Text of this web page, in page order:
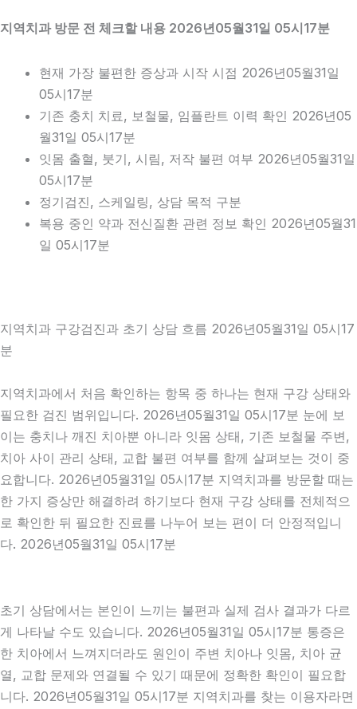
지역치과 방문 전 체크할 내용 2026년05월31일 05시17분
현재 가장 불편한 증상과 시작 시점 2026년05월31일
05시17분
기존 충치 치료, 보철물, 임플란트 이력 확인 2026년05
월31일 05시17분
잇몸 출혈, 붓기, 시림, 저작 불편 여부 2026년05월31일
05시17분
정기검진, 스케일링, 상담 목적 구분
복용 중인 약과 전신질환 관련 정보 확인 2026년05월31
일 05시17분
지역치과 구강검진과 초기 상담 흐름 2026년05월31일 05시17
분
지역치과에서 처음 확인하는 항목 중 하나는 현재 구강 상태와
필요한 검진 범위입니다. 2026년05월31일 05시17분 눈에 보
이는 충치나 깨진 치아뿐 아니라 잇몸 상태, 기존 보철물 주변,
치아 사이 관리 상태, 교합 불편 여부를 함께 살펴보는 것이 중
요합니다. 2026년05월31일 05시17분 지역치과를 방문할 때는
한 가지 증상만 해결하려 하기보다 현재 구강 상태를 전체적으
로 확인한 뒤 필요한 진료를 나누어 보는 편이 더 안정적입니
다. 2026년05월31일 05시17분
초기 상담에서는 본인이 느끼는 불편과 실제 검사 결과가 다르
게 나타날 수도 있습니다. 2026년05월31일 05시17분 통증은
한 치아에서 느껴지더라도 원인이 주변 치아나 잇몸, 치아 균
열, 교합 문제와 연결될 수 있기 때문에 정확한 확인이 필요합
니다. 2026년05월31일 05시17분 지역치과를 찾는 이용자라면